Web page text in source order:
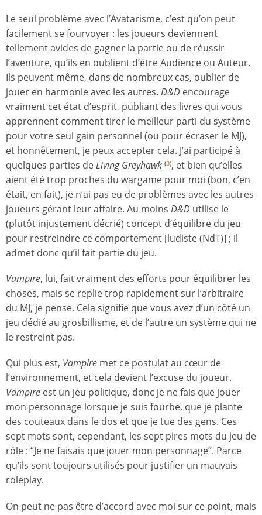
Le seul problème avec l’Avatarisme, c’est qu’on peut
facilement se fourvoyer : les joueurs deviennent
tellement avides de gagner la partie ou de réussir
l’aventure, qu’ils en oublient d’être Audience ou Auteur.
Ils peuvent même, dans de nombreux cas, oublier de
jouer en harmonie avec les autres. D&D encourage
vraiment cet état d’esprit, publiant des livres qui vous
apprennent comment tirer le meilleur parti du système
pour votre seul gain personnel (ou pour écraser le MJ),
et honnêtement, je peux accepter cela. J’ai participé à
quelques parties deLiving Greyhawk (3), et bien qu’elles
aient été trop proches du wargame pour moi (bon, c’en
était, en fait), je n’ai pas eu de problèmes avec les autres
joueurs gérant leur affaire. Au moins D&D utilise le
(plutôt injustement décrié) concept d’équilibre du jeu
pour restreindre ce comportement [ludiste (NdT)] ; il
admet donc qu’il fait partie du jeu.
Vampire, lui, fait vraiment des efforts pour équilibrer les
choses, mais se replie trop rapidement sur l’arbitraire
du MJ, je pense. Cela signifie que vous avez d’un côté un
jeu dédié au grosbillisme, et de l’autre un système qui ne
le restreint pas.
Qui plus est, Vampire met ce postulat au cœur de
l’environnement, et cela devient l’excuse du joueur.
Vampire est un jeu politique, donc je ne fais que jouer
mon personnage lorsque je suis fourbe, que je plante
des couteaux dans le dos et que je tue des gens. Ces
sept mots sont, cependant, les sept pires mots du jeu de
rôle : “Je ne faisais que jouer mon personnage”. Parce
qu’ils sont toujours utilisés pour justifier un mauvais
roleplay.
On peut ne pas être d’accord avec moi sur ce point, mais